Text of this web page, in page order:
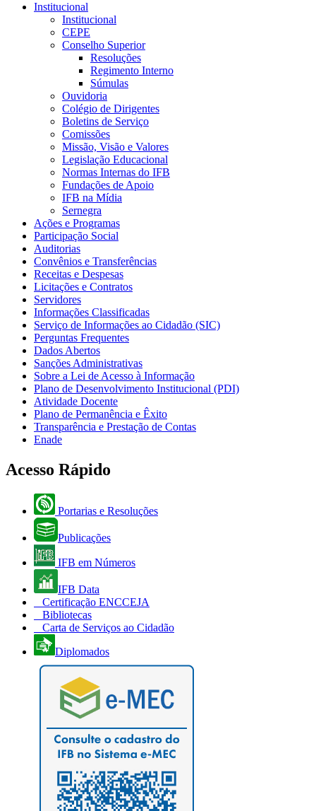
Institucional
Institucional
CEPE
Conselho Superior
Resoluções
Regimento Interno
Súmulas
Ouvidoria
Colégio de Dirigentes
Boletins de Serviço
Comissões
Missão, Visão e Valores
Legislação Educacional
Normas Internas do IFB
Fundações de Apoio
IFB na Mídia
Sernegra
Ações e Programas
Participação Social
Auditorias
Convênios e Transferências
Receitas e Despesas
Licitações e Contratos
Servidores
Informações Classificadas
Serviço de Informações ao Cidadão (SIC)
Perguntas Frequentes
Dados Abertos
Sanções Administrativas
Sobre a Lei de Acesso à Informação
Plano de Desenvolvimento Institucional (PDI)
Atividade Docente
Plano de Permanência e Êxito
Transparência e Prestação de Contas
Enade
Acesso Rápido
Portarias e Resoluções
Publicações
IFB em Números
IFB Data
Certificação ENCCEJA
Bibliotecas
Carta de Serviços ao Cidadão
Diplomados